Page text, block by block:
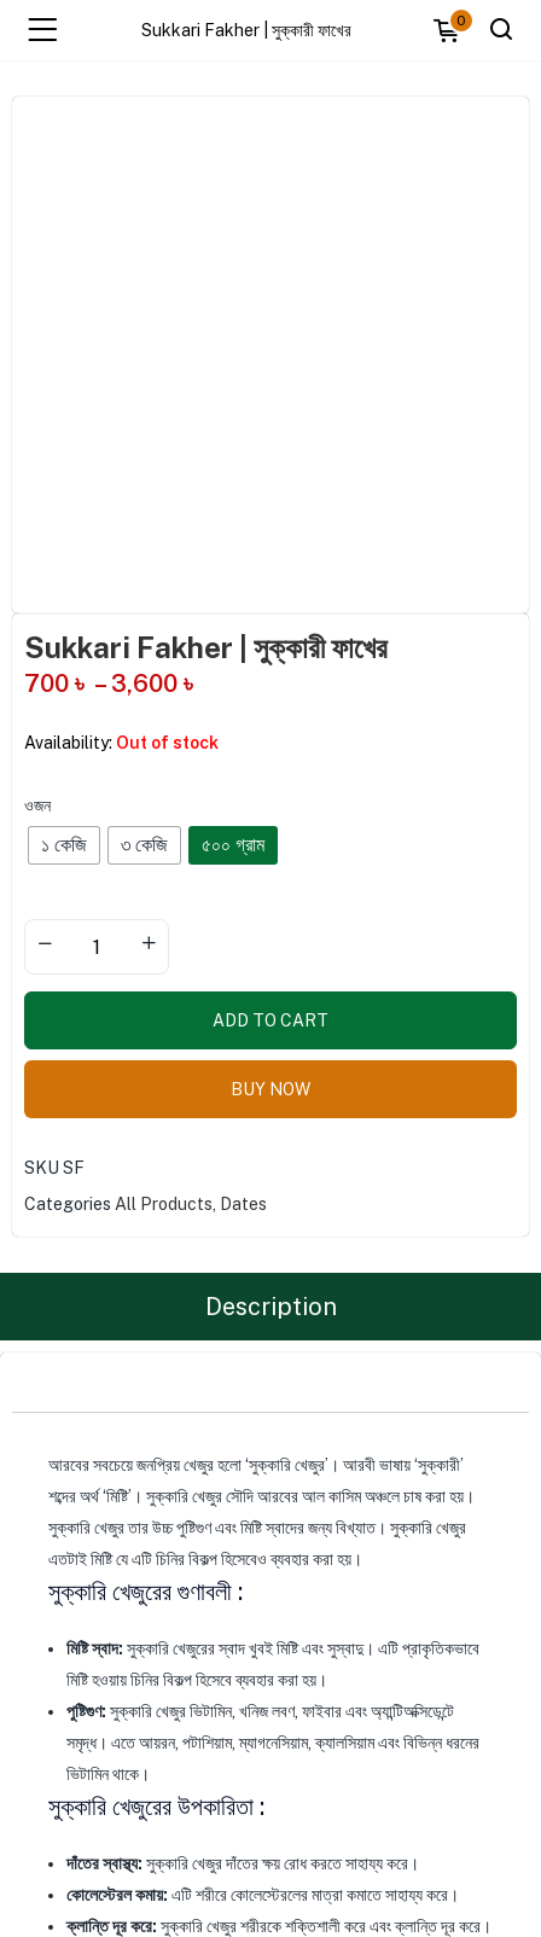
Sukkari Fakher | সুক্কারী ফাখের
0
Sukkari Fakher | সুক্কারী ফাখের
700 ৳ – 3,600 ৳
Availability: Out of stock
ওজন
১ কেজি ৩ কেজি ৫০০ গ্রাম
ADD TO CART
BUY NOW
SKU SF
Categories All Products Dates
Description
আরবের সবচেয়ে জনপ্রিয় খেজুর হলো ‘সুক্কারি খেজুর’। আরবী ভাষায় ‘সুক্কারী’
শব্দের অর্থ ‘মিষ্টি’। সুক্কারি খেজুর সৌদি আরবের আল কাসিম অঞ্চলে চাষ করা হয়।
সুক্কারি খেজুর তার উচ্চ পুষ্টিগুণ এবং মিষ্টি স্বাদের জন্য বিখ্যাত। সুক্কারি খেজুর
এতটাই মিষ্টি যে এটি চিনির বিকল্প হিসেবেও ব্যবহার করা হয়।
সুক্কারি খেজুরের গুণাবলী :
মিষ্টি স্বাদ: সুক্কারি খেজুরের স্বাদ খুবই মিষ্টি এবং সুস্বাদু। এটি প্রাকৃতিকভাবে
মিষ্টি হওয়ায় চিনির বিকল্প হিসেবে ব্যবহার করা হয়।
পুষ্টিগুণ: সুক্কারি খেজুর ভিটামিন, খনিজ লবণ, ফাইবার এবং অ্যান্টিঅক্সিডেন্টে
সমৃদ্ধ। এতে আয়রন, পটাশিয়াম, ম্যাগনেসিয়াম, ক্যালসিয়াম এবং বিভিন্ন ধরনের
ভিটামিন থাকে।
সুক্কারি খেজুরের উপকারিতা :
দাঁতের স্বাস্থ্য: সুক্কারি খেজুর দাঁতের ক্ষয় রোধ করতে সাহায্য করে।
কোলেস্টেরল কমায়: এটি শরীরে কোলেস্টেরলের মাত্রা কমাতে সাহায্য করে।
ক্লান্তি দূর করে: সুক্কারি খেজুর শরীরকে শক্তিশালী করে এবং ক্লান্তি দূর করে।